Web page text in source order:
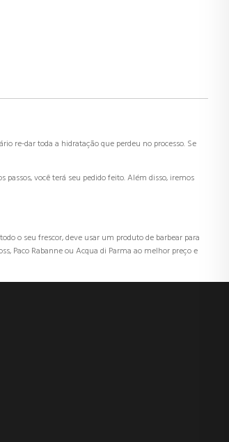
re-dar toda a hidratação que perdeu no processo. Se
passos, você terá seu pedido feito. Além disso, iremos
o seu frescor, deve usar um produto de barbear para
Paco Rabanne ou Acqua di Parma ao melhor preço e